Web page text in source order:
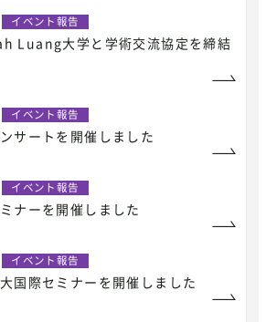
イベント報告
Luang大学と学術交流協定を締結
イベント報告
サートを開催しました
イベント報告
ナーを開催しました
イベント報告
国際セミナーを開催しました